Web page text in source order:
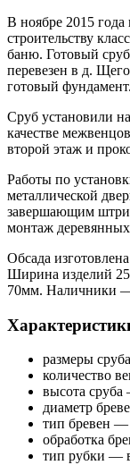
В ноябре 2015
строительству
баню. Готовый
перевезен в д.
готовый фундамент.
Сруб установили
качестве
второй этаж и
Работы по
металлической
завершающим
монтаж
Обсада
Ширина изделий
70мм. Наличники
размеры
количество
высота
диаметр
тип бревен —
обработка
тип рубки —